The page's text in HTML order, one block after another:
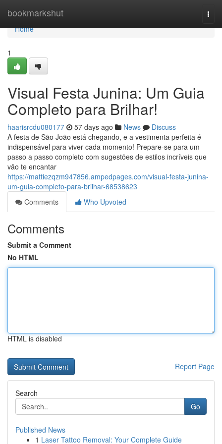
bookmarkshut
Home
Home
1
Visual Festa Junina: Um Guia
Completo para Brilhar!
haarisrcdu080177 57 days ago News
Discuss
A festa de São João está chegando, e a vestimenta perfeita é
indispensável para viver cada momento! Prepare-se para um
passo a passo completo com sugestões de estilos incríveis que
vão te encantar
https://mattiezqzm947856.ampedpages.com/visual-festa-junina-
um-guia-completo-para-brilhar-68538623
Comments
Who Upvoted
Comments
Submit a Comment
No HTML
HTML is disabled
Report Page
Search
Go
Published News
1 Laser Tattoo Removal: Your Complete Guide